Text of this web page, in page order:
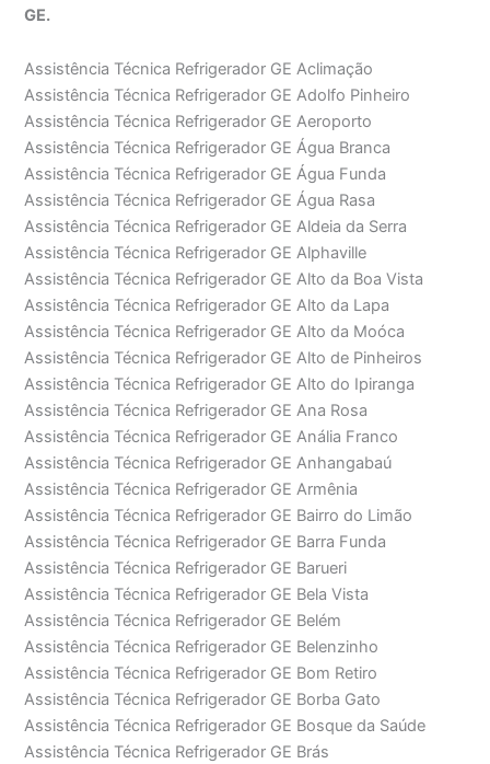
GE.
Assistência Técnica Refrigerador GE Aclimação
Assistência Técnica Refrigerador GE Adolfo Pinheiro
Assistência Técnica Refrigerador GE Aeroporto
Assistência Técnica Refrigerador GE Água Branca
Assistência Técnica Refrigerador GE Água Funda
Assistência Técnica Refrigerador GE Água Rasa
Assistência Técnica Refrigerador GE Aldeia da Serra
Assistência Técnica Refrigerador GE Alphaville
Assistência Técnica Refrigerador GE Alto da Boa Vista
Assistência Técnica Refrigerador GE Alto da Lapa
Assistência Técnica Refrigerador GE Alto da Moóca
Assistência Técnica Refrigerador GE Alto de Pinheiros
Assistência Técnica Refrigerador GE Alto do Ipiranga
Assistência Técnica Refrigerador GE Ana Rosa
Assistência Técnica Refrigerador GE Anália Franco
Assistência Técnica Refrigerador GE Anhangabaú
Assistência Técnica Refrigerador GE Armênia
Assistência Técnica Refrigerador GE Bairro do Limão
Assistência Técnica Refrigerador GE Barra Funda
Assistência Técnica Refrigerador GE Barueri
Assistência Técnica Refrigerador GE Bela Vista
Assistência Técnica Refrigerador GE Belém
Assistência Técnica Refrigerador GE Belenzinho
Assistência Técnica Refrigerador GE Bom Retiro
Assistência Técnica Refrigerador GE Borba Gato
Assistência Técnica Refrigerador GE Bosque da Saúde
Assistência Técnica Refrigerador GE Brás